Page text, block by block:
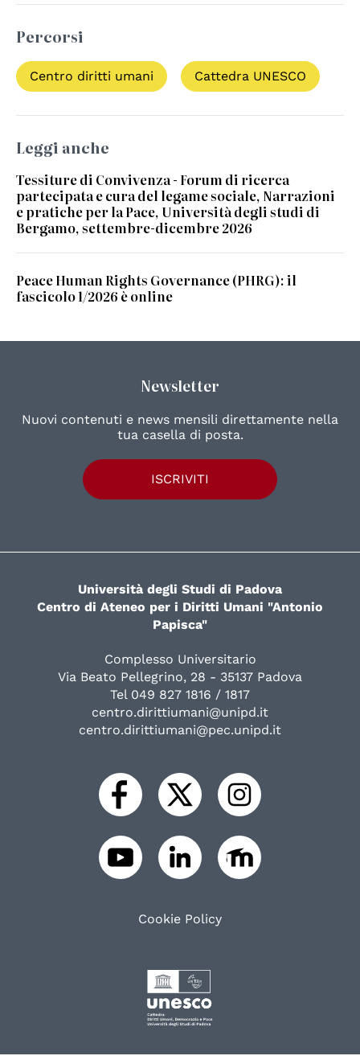
Percorsi
Centro diritti umani Cattedra UNESCO
Leggi anche
Tessiture di Convivenza - Forum di ricerca
partecipata e cura del legame sociale, Narrazioni
e pratiche per la Pace, Università degli studi di
Bergamo, settembre-dicembre 2026
Peace Human Rights Governance (PHRG): il
fascicolo 1/2026 è online
Newsletter
Nuovi contenuti e news mensili direttamente nella
tua casella di posta.
ISCRIVITI
Università degli Studi di Padova
Centro di Ateneo per i Diritti Umani "Antonio
Papisca"
Complesso Universitario
Via Beato Pellegrino, 28 - 35137 Padova
Tel 049 827 1816 / 1817
centro.dirittiumani@unipd.it
centro.dirittiumani@pec.unipd.it
Cookie Policy